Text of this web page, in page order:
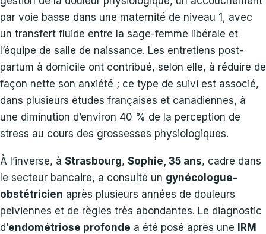
par voie basse dans une maternité de niveau 1, avec
un transfert fluide entre la sage-femme libérale et
l’équipe de salle de naissance. Les entretiens post-
partum à domicile ont contribué, selon elle, à réduire de
façon nette son anxiété ; ce type de suivi est associé,
dans plusieurs études françaises et canadiennes, à
une diminution d’environ 40 % de la perception de
stress au cours des grossesses physiologiques.
À l’inverse, à Strasbourg, Sophie, 35 ans, cadre dans
le secteur bancaire, a consulté un gynécologue-
obstétricien après plusieurs années de douleurs
pelviennes et de règles très abondantes. Le diagnostic
d’endométriose profonde a été posé après une IRM